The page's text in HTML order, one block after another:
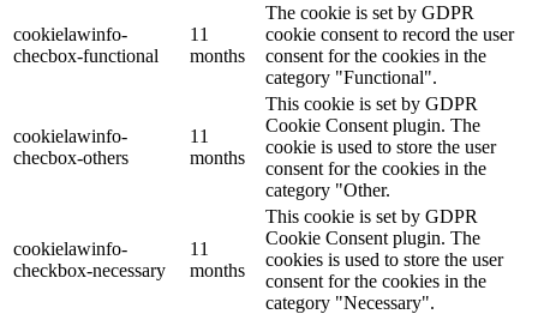
cookielawinfo-
checbox-functional
11
months
The cookie is set by GDPR
cookie consent to record the user
consent for the cookies in the
category "Functional".
cookielawinfo-
checbox-others
11
months
This cookie is set by GDPR
Cookie Consent plugin. The
cookie is used to store the user
consent for the cookies in the
category "Other.
cookielawinfo-
checkbox-necessary
11
months
This cookie is set by GDPR
Cookie Consent plugin. The
cookies is used to store the user
consent for the cookies in the
category "Necessary".